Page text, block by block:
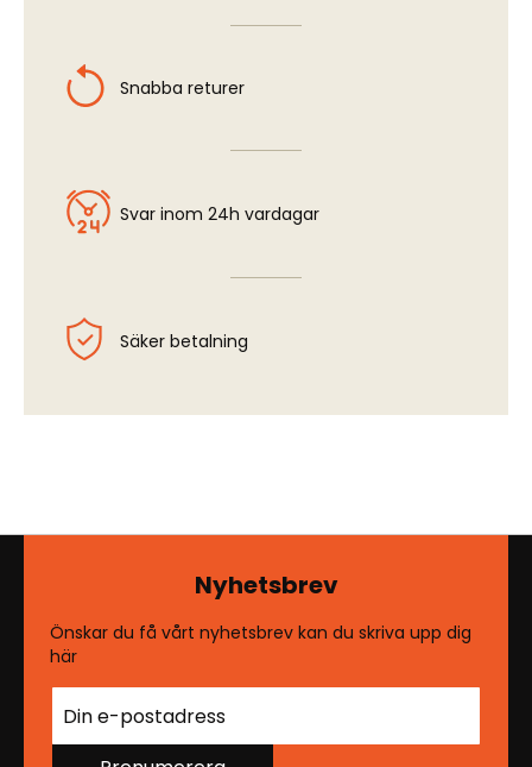
Snabba returer
Svar inom 24h vardagar
Säker betalning
Nyhetsbrev
Önskar du få vårt nyhetsbrev kan du skriva upp dig
här